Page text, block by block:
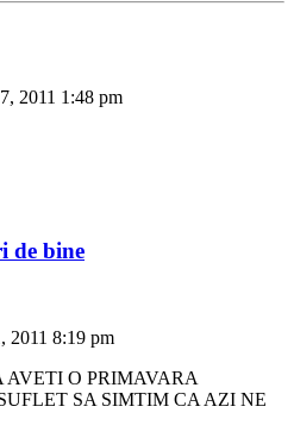
2011 1:48 pm
de bine
2011 8:19 pm
AVETI O PRIMAVARA
SA SIMTIM CA AZI NE